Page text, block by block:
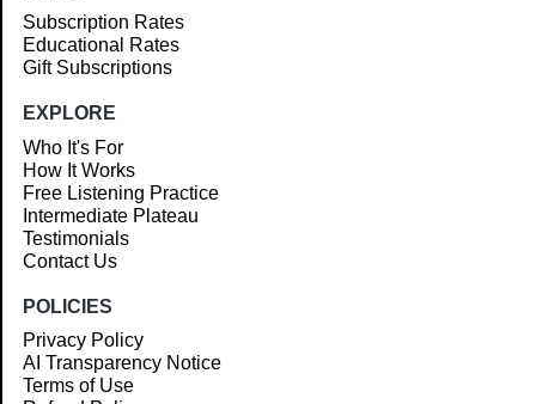
Subscription Rates
Educational Rates
Gift Subscriptions
EXPLORE
Who It's For
How It Works
Free Listening Practice
Intermediate Plateau
Testimonials
Contact Us
POLICIES
Privacy Policy
AI Transparency Notice
Terms of Use